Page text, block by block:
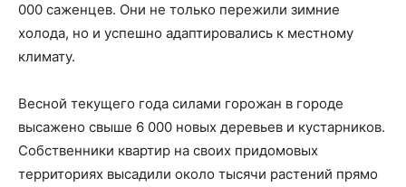
000 саженцев. Они не только пережили зимние
холода, но и успешно адаптировались к местному
климату.
Весной текущего года силами горожан в городе
высажено свыше 6 000 новых деревьев и кустарников.
Собственники квартир на своих придомовых
территориях высадили около тысячи растений прямо